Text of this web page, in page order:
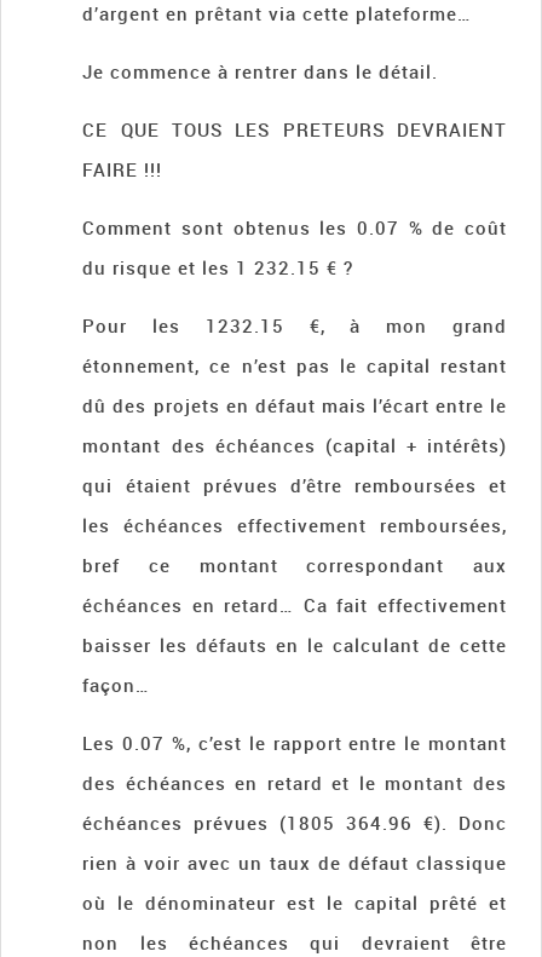
d’argent en prêtant via cette plateforme…
Je commence à rentrer dans le détail.
CE QUE TOUS LES PRETEURS DEVRAIENT
FAIRE !!!
Comment sont obtenus les 0.07 % de coût
du risque et les 1 232.15 € ?
Pour les 1232.15 €, à mon grand
étonnement, ce n’est pas le capital restant
dû des projets en défaut mais l’écart entre le
montant des échéances (capital + intérêts)
qui étaient prévues d’être remboursées et
les échéances effectivement remboursées,
bref ce montant correspondant aux
échéances en retard… Ca fait effectivement
baisser les défauts en le calculant de cette
façon…
Les 0.07 %, c’est le rapport entre le montant
des échéances en retard et le montant des
échéances prévues (1805 364.96 €). Donc
rien à voir avec un taux de défaut classique
où le dénominateur est le capital prêté et
non les échéances qui devraient être